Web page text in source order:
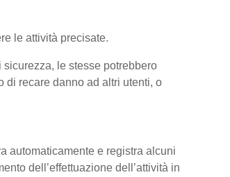
le attività precisate.
le stesse potrebbero
di recare danno ad altri utenti, o
automaticamente e registra alcuni
dell’effettuazione dell’attività in